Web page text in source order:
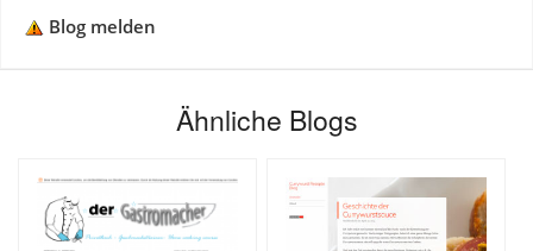
Blog melden
Ähnliche Blogs